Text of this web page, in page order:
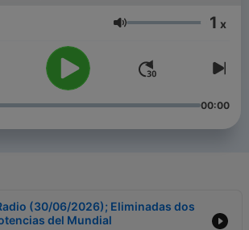
Volumen 1 x
00:00
(30/06/2026); Eliminadas dos
del Mundial